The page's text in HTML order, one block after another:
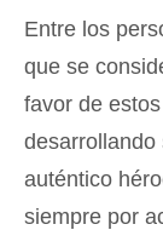
Entre los
que se
favor de
desarrollando
auténtico
siempre por